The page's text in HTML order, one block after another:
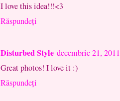
I love this idea!!!<3
Răspundeți
Disturbed Style decembrie 21, 2011
Great photos! I love it :)
Răspundeți